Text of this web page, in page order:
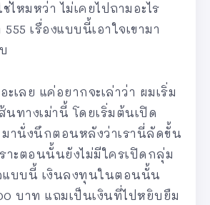
ไหมหว่า ไม่เคยไปถามอะไร
เรื่องแบบนี้เอาใจเขามา
ะเลย แค่อยากจะเล่าว่า ผมเริ่ม
นทางเม่านี้ โดยเริ่มต้นเปิด
านั่งนึกตอนหลังว่าเรานี่ลัดขั้น
ราะตอนนั้นยังไม่มีใครเปิดกลุ่ม
บบนี้ เงินลงทุนในตอนนั้น
บาท แถมเป็นเงินที่ไปหยิบยืม